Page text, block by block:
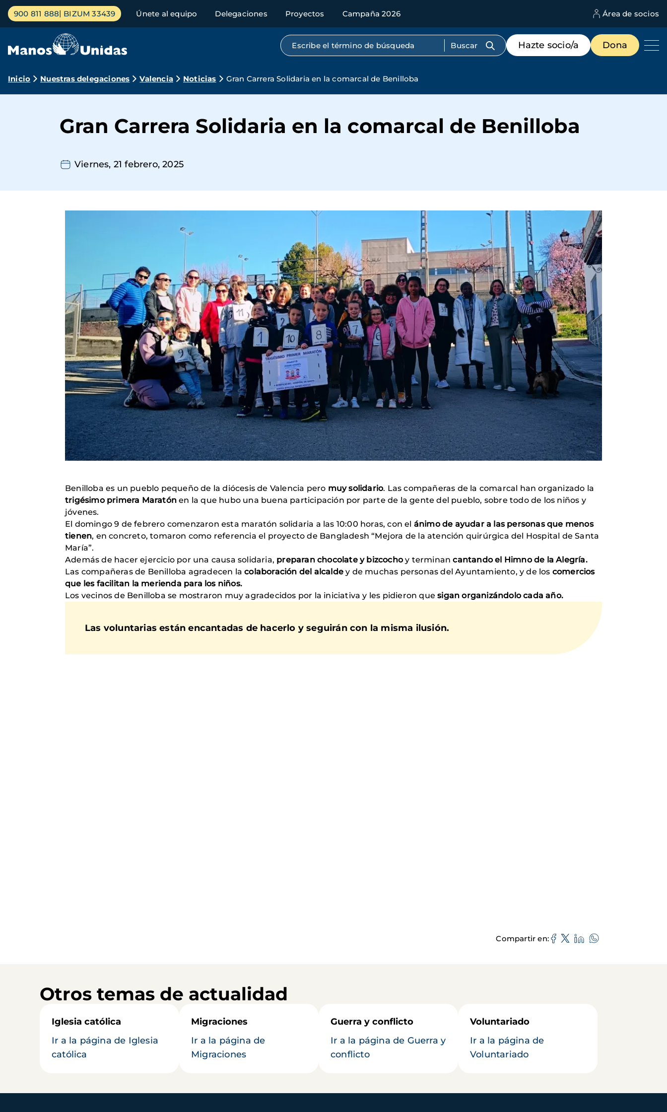
Pasar
contenido
Menú
principal
900 811 888 BIZUM 33439 Únete al equipo Delegaciones Proyectos Campaña 2026 Área de socios
Búsqueda por texto completo
Menú
de
destacados
Hazte socio/a Dona
Ruta
navegación
Inicio Nuestras delegaciones Valencia Noticias Gran Carrera Solidaria en la comarcal de Benilloba
Gran Carrera Solidaria en la comarcal de Benilloba
Viernes, 21 febrero, 2025
Benilloba es un pueblo pequeño de la diócesis de Valencia pero muy solidario. Las compañeras de la comarcal han organizado la
trigésimo primera Maratón en la que hubo una buena participación por parte de la gente del pueblo, sobre todo de los niños y
jóvenes.
El domingo 9 de febrero comenzaron esta maratón solidaria a las 10:00 horas, con el ánimo de ayudar a las personas que menos
tienen, en concreto, tomaron como referencia el proyecto de Bangladesh “Mejora de la atención quirúrgica del Hospital de Santa
María”.
Además de hacer ejercicio por una causa solidaria, preparan chocolate y bizcochoy terminancantando el Himno de la Alegría.
Las compañeras de Benilloba agradecen lacolaboración del alcaldey de muchas personas del Ayuntamiento, y de los comercios
que les facilitan la merienda para los niños.
Los vecinos de Benilloba se mostraron muy agradecidos por la iniciativa y les pidieron quesigan organizándolo cada año.
Las voluntarias están encantadas de hacerlo y seguirán con la misma ilusión.
Compartir en
Otros temas de actualidad
Iglesia católica
Ir a la página de Iglesia
católica
Migraciones
Ir a la página de
Migraciones
Guerra y conflicto
Ir a la página de Guerra y
conflicto
Voluntariado
Ir a la página de
Voluntariado